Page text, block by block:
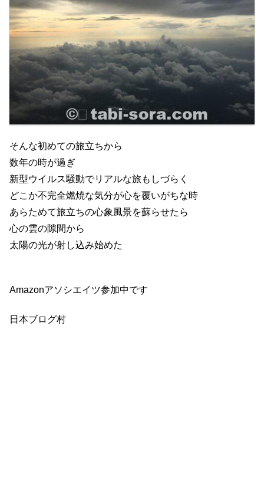
そんな初めての旅立ちから
数年の時が過ぎ
新型ウイルス騒動でリアルな旅もしづらく
どこか不完全燃焼な気分が心を覆いがちな時
あらためて旅立ちの心象風景を蘇らせたら
心の雲の隙間から
太陽の光が射し込み始めた
Amazonアソシエイツ参加中です
日本ブログ村